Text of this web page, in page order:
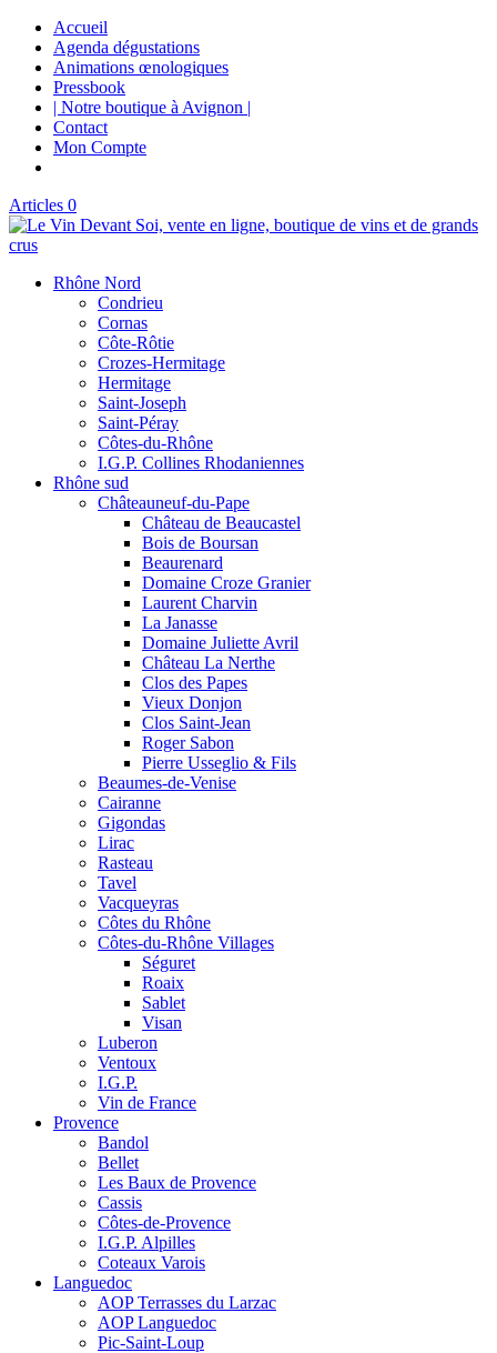
Accueil
Agenda dégustations
Animations œnologiques
Pressbook
| Notre boutique à Avignon |
Contact
Mon Compte
Articles 0
Rhône Nord
Condrieu
Cornas
Côte-Rôtie
Crozes-Hermitage
Hermitage
Saint-Joseph
Saint-Péray
Côtes-du-Rhône
I.G.P. Collines Rhodaniennes
Rhône sud
Châteauneuf-du-Pape
Château de Beaucastel
Bois de Boursan
Beaurenard
Domaine Croze Granier
Laurent Charvin
La Janasse
Domaine Juliette Avril
Château La Nerthe
Clos des Papes
Vieux Donjon
Clos Saint-Jean
Roger Sabon
Pierre Usseglio & Fils
Beaumes-de-Venise
Cairanne
Gigondas
Lirac
Rasteau
Tavel
Vacqueyras
Côtes du Rhône
Côtes-du-Rhône Villages
Séguret
Roaix
Sablet
Visan
Luberon
Ventoux
I.G.P.
Vin de France
Provence
Bandol
Bellet
Les Baux de Provence
Cassis
Côtes-de-Provence
I.G.P. Alpilles
Coteaux Varois
Languedoc
AOP Terrasses du Larzac
AOP Languedoc
Pic-Saint-Loup